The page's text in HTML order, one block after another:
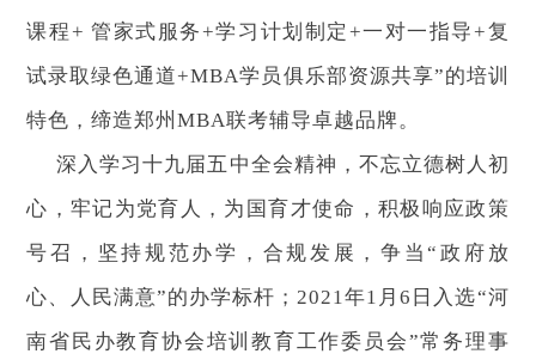
课程+ 管家式服务+学习计划制定+一对一指导+复
试录取绿色通道+MBA学员俱乐部资源共享”的培训
特色，缔造郑州MBA联考辅导卓越品牌。
深入学习十九届五中全会精神，不忘立德树人初
心，牢记为党育人，为国育才使命，积极响应政策
号召，坚持规范办学，合规发展，争当“政府放
心、人民满意”的办学标杆；2021年1月6日入选“河
南省民办教育协会培训教育工作委员会”常务理事